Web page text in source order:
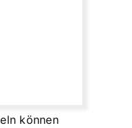
können